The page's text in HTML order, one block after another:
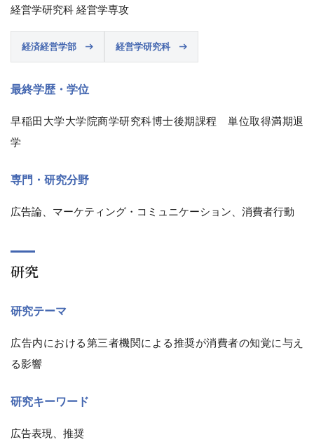
経営学研究科 経営学専攻
経済経営学部 経営学研究科
最終学歴・学位
早稲田大学大学院商学研究科博士後期課程 単位取得満期退
学
専門・研究分野
広告論、マーケティング・コミュニケーション、消費者行動
研究
研究テーマ
広告内における第三者機関による推奨が消費者の知覚に与え
る影響
研究キーワード
広告表現、推奨